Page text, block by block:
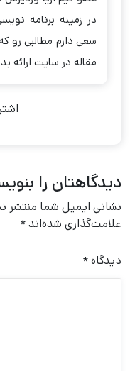
در زمینه برنامه
سعی دارم مطالبی رو
مقاله در سایت ارائه
دیدگاهتان را
نشانی ایمیل شما منتشر
علامت‌گذاری شده‌اند*
دیدگاه*